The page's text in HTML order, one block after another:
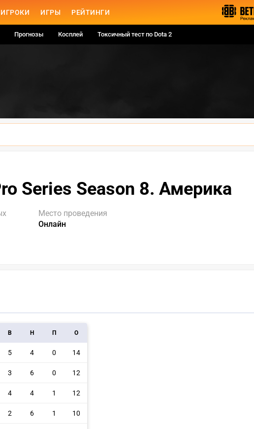
ИГРЫ РЕЙТИНГИ
Прогнозы Косплей Токсичный тест по Dota 2
Series Season 8. Америка
Место проведения
Онлайн
В Н П О
5 4 0 14
3 6 0 12
4 4 1 12
2 6 1 10